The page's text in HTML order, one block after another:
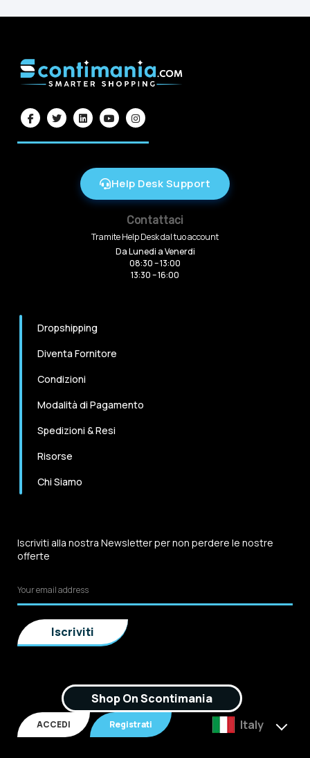
Help Desk Support
Contattaci
Tramite Help Desk dal tuo account
Da Lunedi a Venerdi
08:30 – 13:00
13:30 – 16:00
Dropshipping
Diventa Fornitore
Condizioni
Modalità di Pagamento
Spedizioni & Resi
Risorse
Chi Siamo
Iscriviti alla nostra Newsletter per non perdere le nostre
offerte
Shop On Scontimania
ACCEDI Registrati Italy